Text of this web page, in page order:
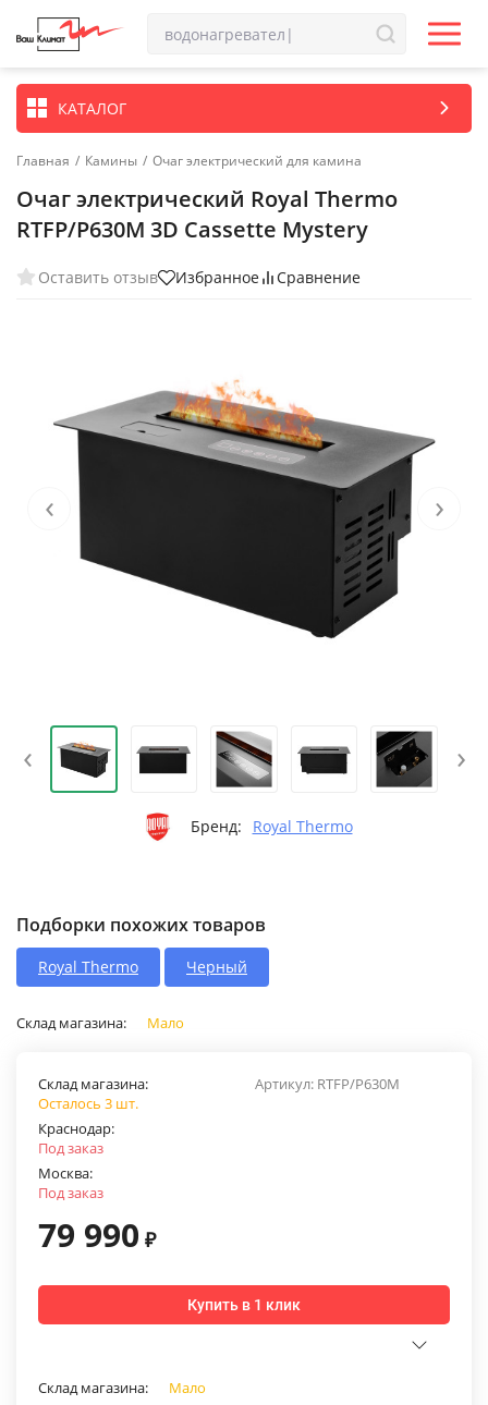
КАТАЛОГ
Главная / Камины / Очаг электрический для камина
Очаг электрический Royal Thermo
RTFP/P630M 3D Cassette Mystery
Оставить отзыв Избранное Сравнение
‹ ›
‹ ›
Бренд: Royal Thermo
Подборки похожих товаров
Royal Thermo Черный
Склад магазина: Мало
Артикул: RTFP/P630M
Склад магазина:
Осталось 3 шт.
Краснодар:
Под заказ
Москва:
Под заказ
79 990 ₽
Купить в 1 клик
Склад магазина: Мало